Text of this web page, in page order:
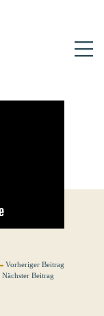
Vorheriger Beitrag
Nächster Beitrag